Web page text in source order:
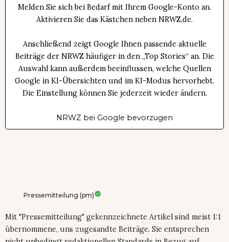
Melden Sie sich bei Bedarf mit Ihrem Google-Konto an.
Aktivieren Sie das Kästchen neben NRWZ.de.
Anschließend zeigt Google Ihnen passende aktuelle
Beiträge der NRWZ häufiger in den „Top Stories“ an. Die
Auswahl kann außerdem beeinflussen, welche Quellen
Google in KI-Übersichten und im KI-Modus hervorhebt.
Die Einstellung können Sie jederzeit wieder ändern.
NRWZ bei Google bevorzugen
Pressemitteilung (pm)
Mit "Pressemitteilung" gekennzeichnete Artikel sind meist 1:1
übernommene, uns zugesandte Beiträge. Sie entsprechen